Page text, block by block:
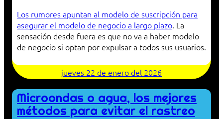
Los rumores apuntan al modelo de suscripción para
asegurar el modelo de negocio a largo plazo. La
sensación desde fuera es que no va a haber modelo
de negocio si optan por expulsar a todos sus usuarios.
jueves 22 de enero del 2026
Microondas o agua, los mejores
métodos para evitar el rastreo